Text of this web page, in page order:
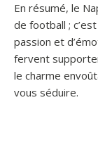
En résumé, le
de football ;
passion et
fervent
le charme
vous séduire.